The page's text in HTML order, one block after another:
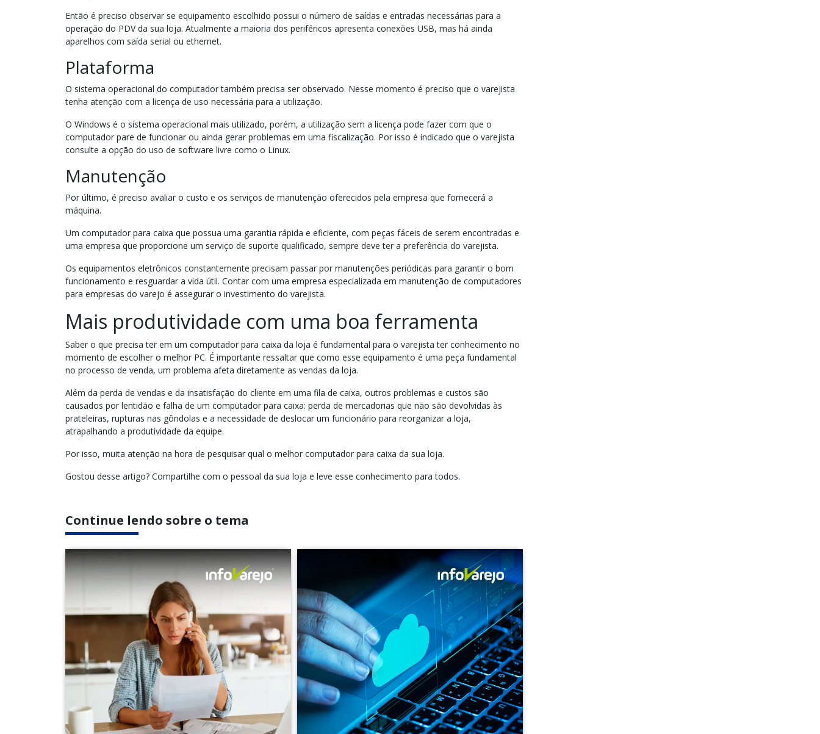
Então é preciso observar se equipamento escolhido possui o número de saídas e entradas necessárias para a
operação do PDV da sua loja. Atualmente a maioria dos periféricos apresenta conexões USB, mas há ainda
aparelhos com saída serial ou ethernet.
Plataforma
O sistema operacional do computador também precisa ser observado. Nesse momento é preciso que o varejista
tenha atenção com a licença de uso necessária para a utilização.
O Windows é o sistema operacional mais utilizado, porém, a utilização sem a licença pode fazer com que o
computador pare de funcionar ou ainda gerar problemas em uma fiscalização. Por isso é indicado que o varejista
consulte a opção do uso de software livre como o Linux.
Manutenção
Por último, é preciso avaliar o custo e os serviços de manutenção oferecidos pela empresa que fornecerá a
máquina.
Um computador para caixa que possua uma garantia rápida e eficiente, com peças fáceis de serem encontradas e
uma empresa que proporcione um serviço de suporte qualificado, sempre deve ter a preferência do varejista.
Os equipamentos eletrônicos constantemente precisam passar por manutenções periódicas para garantir o bom
funcionamento e resguardar a vida útil. Contar com uma empresa especializada em manutenção de computadores
para empresas do varejo é assegurar o investimento do varejista.
Mais produtividade com uma boa ferramenta
Saber o que precisa ter em um computador para caixa da loja é fundamental para o varejista ter conhecimento no
momento de escolher o melhor PC. É importante ressaltar que como esse equipamento é uma peça fundamental
no processo de venda, um problema afeta diretamente as vendas da loja.
Além da perda de vendas e da insatisfação do cliente em uma fila de caixa, outros problemas e custos são
causados por lentidão e falha de um computador para caixa: perda de mercadorias que não são devolvidas às
prateleiras, rupturas nas gôndolas e a necessidade de deslocar um funcionário para reorganizar a loja,
atrapalhando a produtividade da equipe.
Por isso, muita atenção na hora de pesquisar qual o melhor computador para caixa da sua loja.
Gostou desse artigo? Compartilhe com o pessoal da sua loja e leve esse conhecimento para todos.
Continue lendo sobre o tema